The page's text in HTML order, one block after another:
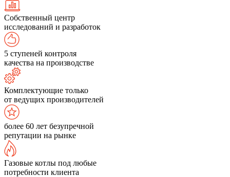
Собственный центр
исследований и разработок
5 ступеней контроля
качества на производстве
Комплектующие только
от ведущих производителей
более 60 лет безупречной
репутации на рынке
Газовые котлы под любые
потребности клиента